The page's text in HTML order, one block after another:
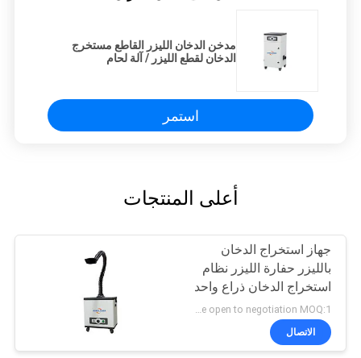
مدخن الدخان الليزر القاطع مستخرج
الدخان لقطع الليزر / آلة لحام
استمر
أعلى المنتجات
جهاز استخراج الدخان
بالليزر حفارة الليزر نظام
استخراج الدخان ذراع واحد
الاتصال